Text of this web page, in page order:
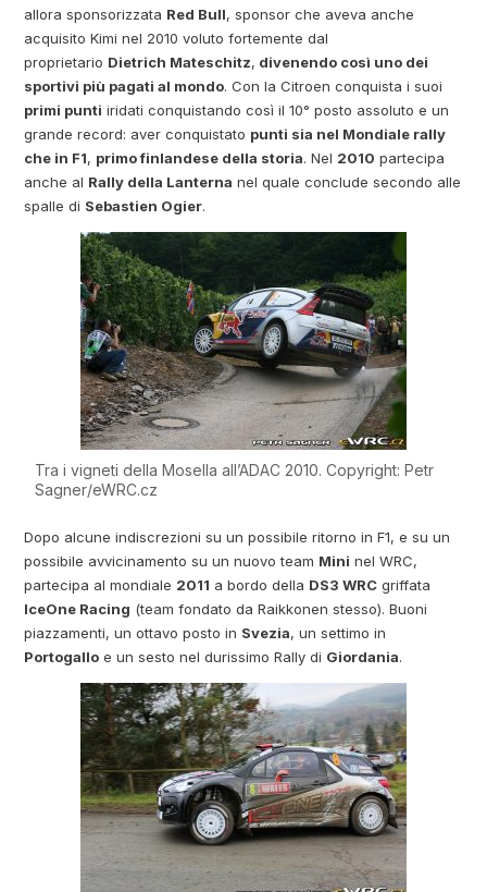
allora sponsorizzata Red Bull, sponsor che aveva anche
acquisito Kimi nel 2010 voluto fortemente dal
proprietario Dietrich Mateschitz, divenendo così uno dei
sportivi più pagati al mondo. Con la Citroen conquista i suoi
primi punti iridati conquistando così il 10° posto assoluto e un
grande record: aver conquistato punti sia nel Mondiale rally
che in F1, primo finlandese della storia. Nel 2010 partecipa
anche al Rally della Lanterna nel quale conclude secondo alle
spalle di Sebastien Ogier.
Tra i vigneti della Mosella all’ADAC 2010. Copyright: Petr
Sagner/eWRC.cz
Dopo alcune indiscrezioni su un possibile ritorno in F1, e su un
possibile avvicinamento su un nuovo team Mini nel WRC,
partecipa al mondiale 2011 a bordo della DS3 WRC griffata
IceOne Racing (team fondato da Raikkonen stesso). Buoni
piazzamenti, un ottavo posto in Svezia, un settimo in
Portogallo e un sesto nel durissimo Rally di Giordania.